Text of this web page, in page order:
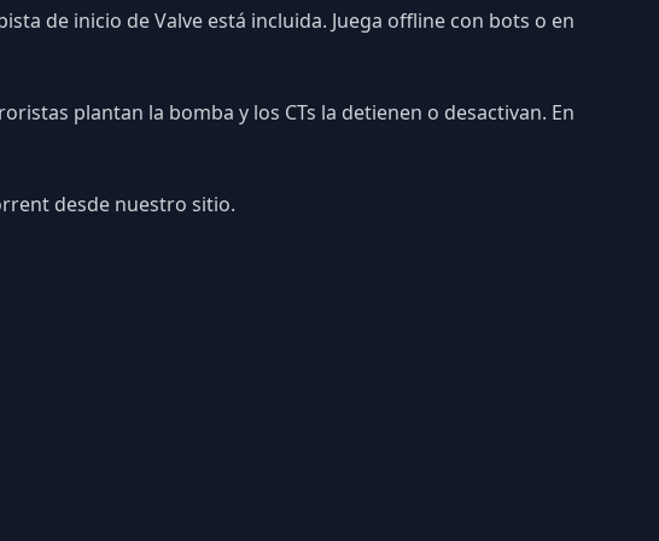
de inicio de Valve está incluida. Juega offline con bots o en
plantan la bomba y los CTs la detienen o desactivan. En
desde nuestro sitio.